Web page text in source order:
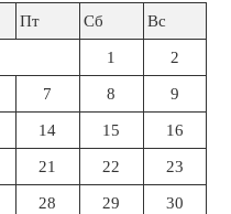
Пт Сб Вс
1 2
7 8 9
14 15 16
21 22 23
28 29 30